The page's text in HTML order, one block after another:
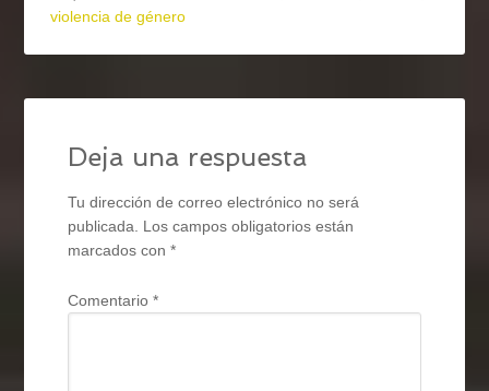
violencia de género
Deja una respuesta
Tu dirección de correo electrónico no será
publicada.
Los campos obligatorios están
marcados con*
Comentario*